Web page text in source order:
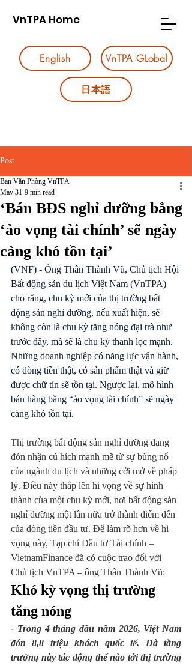
VnTPA Home
English VnTPA GLobal
日本語
Post
‘Bán BĐS nghỉ dưỡng bằng
‘ảo vọng tài chính’ sẽ ngày
càng khó tồn tại’
Ban Văn Phòng VnTPA
May 31 9 min read
(VNF) - Ông Thân Thành Vũ, Chủ tịch Hội
Bất động sản du lịch Việt Nam (VnTPA)
cho rằng, chu kỳ mới của thị trường bất
động sản nghỉ dưỡng, nếu xuất hiện, sẽ
không còn là chu kỳ tăng nóng đại trà như
trước đây, mà sẽ là chu kỳ thanh lọc mạnh.
Những doanh nghiệp có năng lực vận hành,
có dòng tiền thật, có sản phẩm thật và giữ
được chữ tín sẽ tồn tại. Ngược lại, mô hình
bán hàng bằng “ảo vọng tài chính” sẽ ngày
càng khó tồn tại.
Thị trường bất động sản nghỉ dưỡng đang
đón nhận cú hích mạnh mẽ từ sự bùng nổ
của ngành du lịch và những cởi mở về pháp
lý. Điều này thắp lên hi vọng về sự hình
thành của một chu kỳ mới, nơi bất động sản
nghỉ dưỡng một lần nữa trở thành điểm đến
của dòng tiền đầu tư. Để làm rõ hơn về hi
vọng này, Tạp chí Đầu tư Tài chính –
VietnamFinance đã có cuộc trao đổi với
Chủ tịch VnTPA – ông Thân Thành Vũ:
Khó kỳ vọng thị trường
tăng nóng
- Trong 4 tháng đầu năm 2026, Việt Nam
đón 8,8 triệu khách quốc tế. Đà tăng
trưởng này tác động thế nào tới thị trường